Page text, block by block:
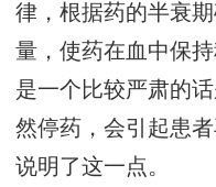
律，根据药的半衰
量，使药在血中保
是一个比较严肃的
然停药，会引起患
说明了这一点。